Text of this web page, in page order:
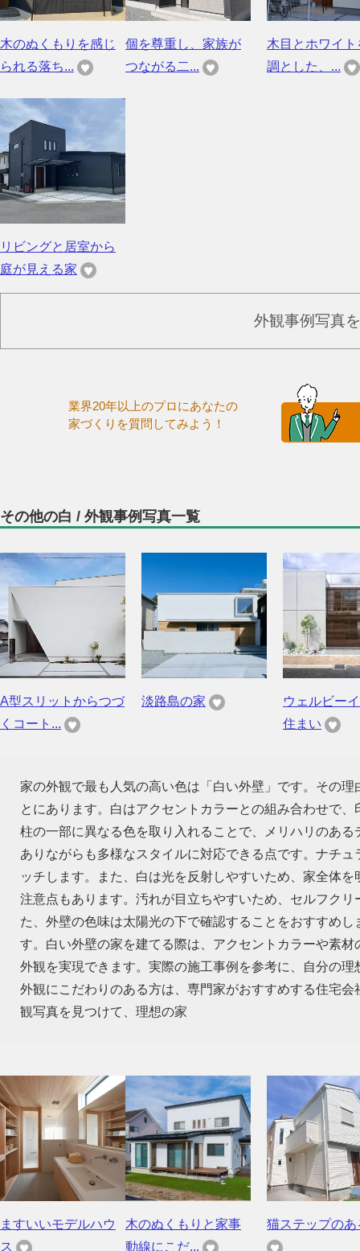
木のぬくもりを感じ
られる落ち...
個を尊重し、家族が
つながる二...
木目とホワイト
調とした、...
リビングと居室から
庭が見える家
外観事例写真
業界20年以上のプロにあなたの
家づくりを質問してみよう！
その他の白 / 外観事例写真一覧
A型スリットからつづ
くコート...
淡路島の家
ウェルビー
住まい
家の外観で最も人気の高い色は「白い外壁」です。その
とにあります。白はアクセントカラーとの組み合わせで
柱の一部に異なる色を取り入れることで、メリハリのあ
ありながらも多様なスタイルに対応できる点です。ナチ
ッチします。また、白は光を反射しやすいため、家全体
注意点もあります。汚れが目立ちやすいため、セルフク
た、外壁の色味は太陽光の下で確認することをおすすめ
す。白い外壁の家を建てる際は、アクセントカラーや素
外観を実現できます。実際の施工事例を参考に、自分の
外観にこだわりのある方は、専門家がおすすめする住宅
観写真を見つけて、理想の家
ますいいモデルハウ
ス
木のぬくもりと家事
動線にこだ...
猫ステップのあ